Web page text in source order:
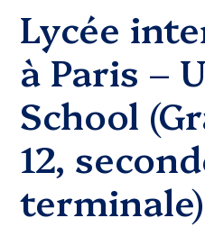
Lycée
à Paris –
School
12,
terminale)